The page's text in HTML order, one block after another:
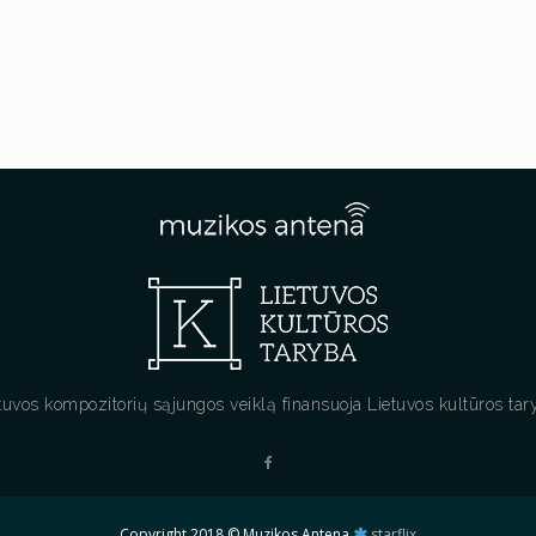
kompozitorių sąjungos veiklą finansuoja Lietuvos kultūros